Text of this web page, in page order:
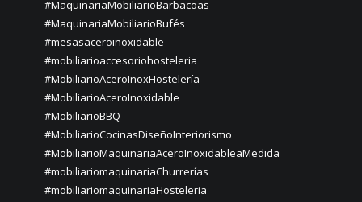
#MaquinariaMobiliarioBarbacoas
#MaquinariaMobiliarioBufés
#mesasaceroinoxidable
#mobiliarioaccesoriohosteleria
#MobiliarioAceroInoxHostelería
#MobiliarioAceroInoxidable
#MobiliarioBBQ
#MobiliarioCocinasDiseñoInteriorismo
#MobiliarioMaquinariaAceroInoxidableaMedida
#mobiliariomaquinariaChurrerías
#mobiliariomaquinariaHosteleria